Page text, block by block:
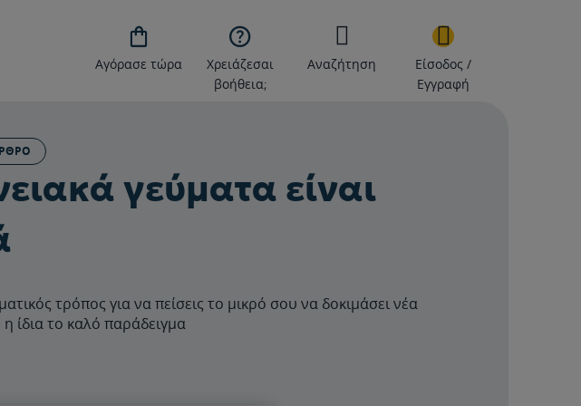

Αγόρασε τώρα

Χρειάζεσαι
βοήθεια;
Αναζήτηση
Είσοδος /
Εγγραφή
γεύματα είναι
τρόπος για να πείσεις το μικρό σου να δοκιμάσει νέα
η ίδια το καλό παράδειγμα